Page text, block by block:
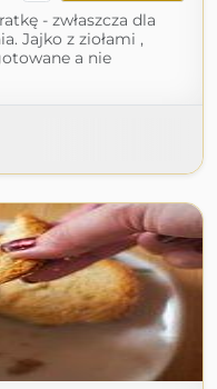
- zwłaszcza dla
Jajko z ziołami ,
a nie